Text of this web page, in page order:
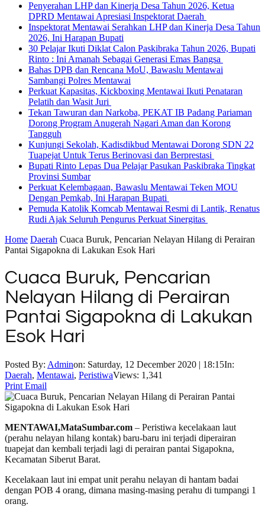
Penyerahan LHP dan Kinerja Desa Tahun 2026, Ketua
DPRD Mentawai Apresiasi Inspektorat Daerah
Inspektorat Mentawai Serahkan LHP dan Kinerja Desa Tahun
2026, Ini Harapan Bupati
30 Pelajar Ikuti Diklat Calon Paskibraka Tahun 2026, Bupati
Rinto : Ini Amanah Sebagai Generasi Emas Bangsa
Bahas DPB dan Rencana MoU, Bawaslu Mentawai
Sambangi Polres Mentawai
Perkuat Kapasitas, Kickboxing Mentawai Ikuti Penataran
Pelatih dan Wasit Juri
Tekan Tawuran dan Narkoba, PEKAT IB Padang Pariaman
Dorong Program Anugerah Nagari Aman dan Korong
Tangguh
Kunjungi Sekolah, Kadisdikbud Mentawai Dorong SDN 22
Tuapejat Untuk Terus Berinovasi dan Berprestasi
Bupati Rinto Lepas Dua Pelajar Pasukan Paskibraka Tingkat
Provinsi Sumbar
Perkuat Kelembagaan, Bawaslu Mentawai Teken MOU
Dengan Pemkab, Ini Harapan Bupati
Pemuda Katolik Komcab Mentawai Resmi di Lantik, Renatus
Rudi Ajak Seluruh Pengurus Perkuat Sinergitas
Home Daerah Cuaca Buruk, Pencarian Nelayan Hilang di Perairan
Pantai Sigapokna di Lakukan Esok Hari
Cuaca Buruk, Pencarian
Nelayan Hilang di Perairan
Pantai Sigapokna di Lakukan
Esok Hari
Posted By: Adminon: Saturday, 12 December 2020 | 18:15In:
Daerah, Mentawai, PeristiwaViews: 1,341
Print Email
MENTAWAI,MataSumbar.com – Peristiwa kecelakaan laut
(perahu nelayan hilang kontak) baru-baru ini terjadi diperairan
tuapejat dan kembali terjadi lagi di perairan pantai Sigapokna,
Kecamatan Siberut Barat.
Kecelakaan laut ini empat unit perahu nelayan di hantam badai
dengan POB 4 orang, dimana masing-masing perahu di tumpangi 1
orang.